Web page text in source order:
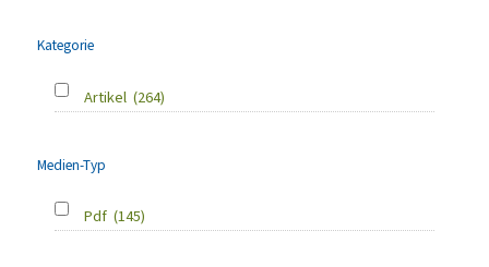
Kategorie
Artikel (264)
Medien-Typ
Pdf (145)